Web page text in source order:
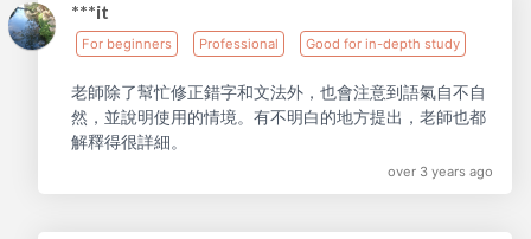
***it
For beginners Professional Good for in-depth study
老師除了幫忙修正錯字和文法外，也會注意到語氣自不自
然，並說明使用的情境。有不明白的地方提出，老師也都
解釋得很詳細。
over 3 years ago